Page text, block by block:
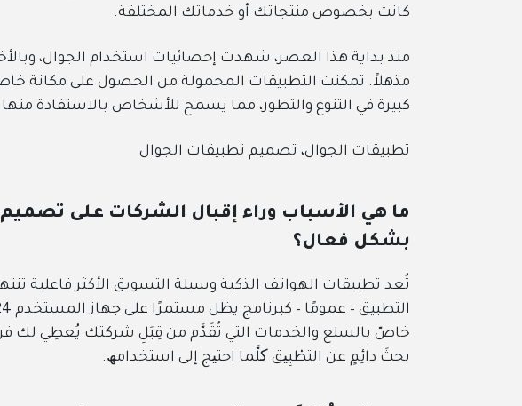
كانت بخصوص منتجاتك أو خدماتك المختلفة.
منذ بداية هذا العصر، شهدت إحصائيات استخدام الجوال،
مذهلاً. تمكنت التطبيقات المحمولة من الحصول على مكانة
كبيرة في التنوع والتطور، مما يسمح للأشخاص بالاستفادة
تطبيقات الجوال، تصميم تطبيقات الجوال
ما هي الأسباب وراء إقبال الشركات على
بشكل فعال؟
تُعد تطبيقات الهواتف الذكية وسيلة التسويق الأكثر فاعلية
خاصّ بالسلع والخدمات التي تُقَدَّم من قِبَلِ شركتك يُعطِي لك
بحثَ دائِمٍ عن التطْبِیق کلَّما احتیج إلى استخدامھ.